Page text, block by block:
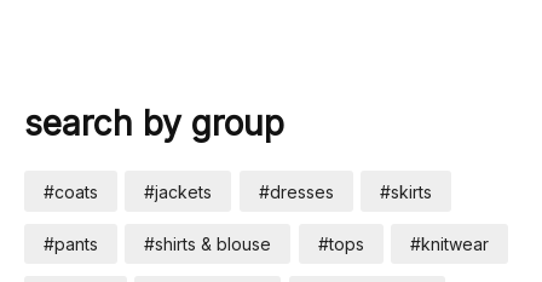
search by group
#coats #jackets #dresses #skirts
#pants #shirts & blouse #tops #knitwear